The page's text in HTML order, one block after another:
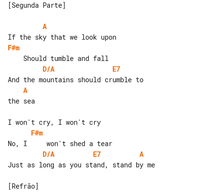
[Segunda Parte]
A
F#m
D/A
E7
A
the sea
F#m
D/A
E7
A
Just as long as you stand, stand by me
[Refrão]